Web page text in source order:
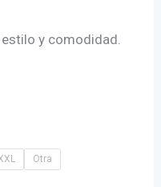
y comodidad.
Otra